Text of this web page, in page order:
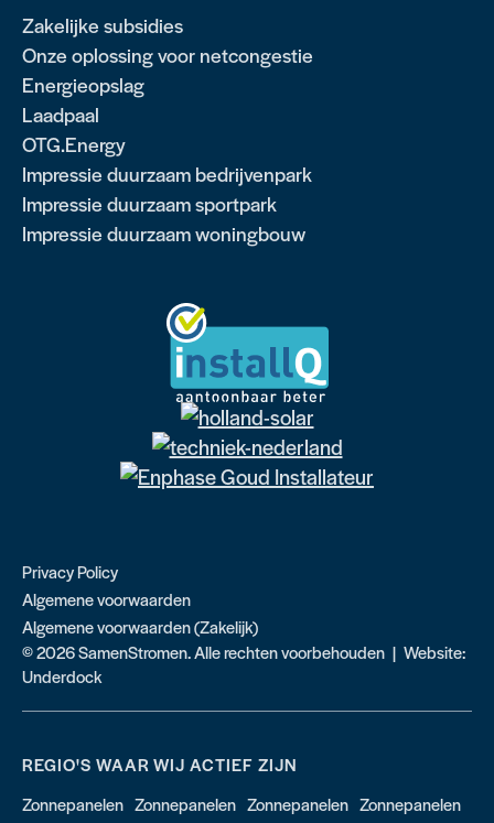
Zakelijke subsidies
Onze oplossing voor netcongestie
Energieopslag
Laadpaal
OTG.Energy
Impressie duurzaam bedrijvenpark
Impressie duurzaam sportpark
Impressie duurzaam woningbouw
Privacy Policy
Algemene voorwaarden
Algemene voorwaarden (Zakelijk)
© 2026 SamenStromen. Alle rechten voorbehouden | Website:
Underdock
REGIO'S WAAR WIJ ACTIEF ZIJN
Zonnepanelen Zonnepanelen Zonnepanelen Zonnepanelen